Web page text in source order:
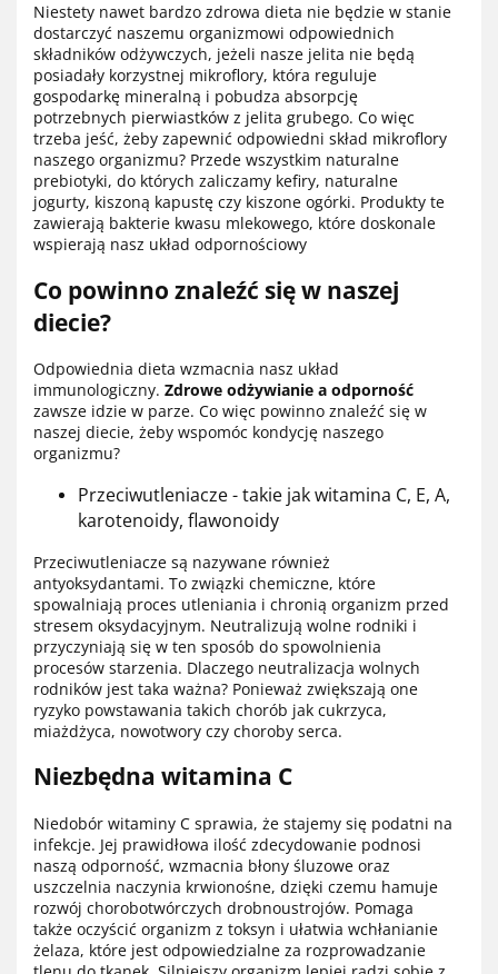
Niestety nawet bardzo zdrowa dieta nie będzie w stanie
dostarczyć naszemu organizmowi odpowiednich
składników odżywczych, jeżeli nasze jelita nie będą
posiadały korzystnej mikroflory, która reguluje
gospodarkę mineralną i pobudza absorpcję
potrzebnych pierwiastków z jelita grubego. Co więc
trzeba jeść, żeby zapewnić odpowiedni skład mikroflory
naszego organizmu? Przede wszystkim naturalne
prebiotyki, do których zaliczamy kefiry, naturalne
jogurty, kiszoną kapustę czy kiszone ogórki. Produkty te
zawierają bakterie kwasu mlekowego, które doskonale
wspierają nasz układ odpornościowy
Co powinno znaleźć się w naszej
diecie?
Odpowiednia dieta wzmacnia nasz układ
immunologiczny. Zdrowe odżywianie a odporność
zawsze idzie w parze. Co więc powinno znaleźć się w
naszej diecie, żeby wspomóc kondycję naszego
organizmu?
Przeciwutleniacze - takie jak witamina C, E, A,
karotenoidy, flawonoidy
Przeciwutleniacze są nazywane również
antyoksydantami. To związki chemiczne, które
spowalniają proces utleniania i chronią organizm przed
stresem oksydacyjnym. Neutralizują wolne rodniki i
przyczyniają się w ten sposób do spowolnienia
procesów starzenia. Dlaczego neutralizacja wolnych
rodników jest taka ważna? Ponieważ zwiększają one
ryzyko powstawania takich chorób jak cukrzyca,
miażdżyca, nowotwory czy choroby serca.
Niezbędna witamina C
Niedobór witaminy C sprawia, że stajemy się podatni na
infekcje. Jej prawidłowa ilość zdecydowanie podnosi
naszą odporność, wzmacnia błony śluzowe oraz
uszczelnia naczynia krwionośne, dzięki czemu hamuje
rozwój chorobotwórczych drobnoustrojów. Pomaga
także oczyścić organizm z toksyn i ułatwia wchłanianie
żelaza, które jest odpowiedzialne za rozprowadzanie